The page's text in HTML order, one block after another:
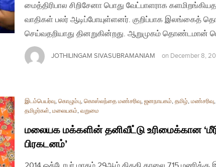
மைத்திரிபால சிறிசேனா பொது வேட்பாளராக
வாதிகள் பலர் ஆடிப்போயுள்ளனர். குறிப்பாக இலங்கைத்
செய்வதறியாது தினறுகின்றது. ஆறுமுகம் தொண்டமான்
JOTHILINGAM SIVASUBRAMANIAM on December 8,
இடம்பெயர்வு, கொழும்பு, கொஸ்லந்தை மண்சரிவு, ஜனநாயகம், தமிழ், மண்சரிவு,
தமிழர்கள், மலையகம், வறுமை
மலையக மக்களின் தனிவீட்டு உரிமைக்கான
பிரகடனம்’